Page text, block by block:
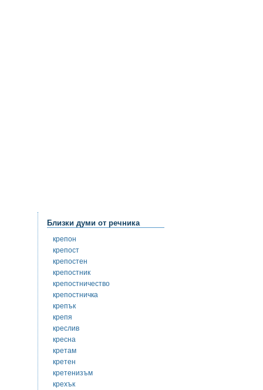
Близки думи от речника
крепон
крепост
крепостен
крепостник
крепостничество
крепостничка
крепък
крепя
креслив
кресна
кретам
кретен
кретенизъм
крехък